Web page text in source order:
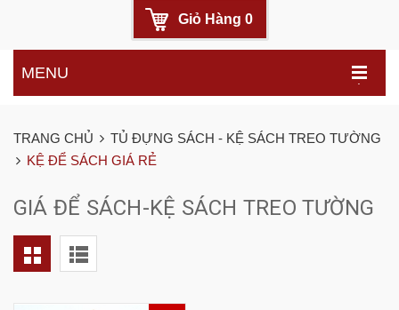
Giỏ Hàng 0
.
MENU
TRANG CHỦ
TỦ ĐỰNG SÁCH - KỆ SÁCH TREO TƯỜNG
KỆ ĐỂ SÁCH GIÁ RẺ
GIÁ ĐỂ SÁCH-KỆ SÁCH TREO TƯỜNG